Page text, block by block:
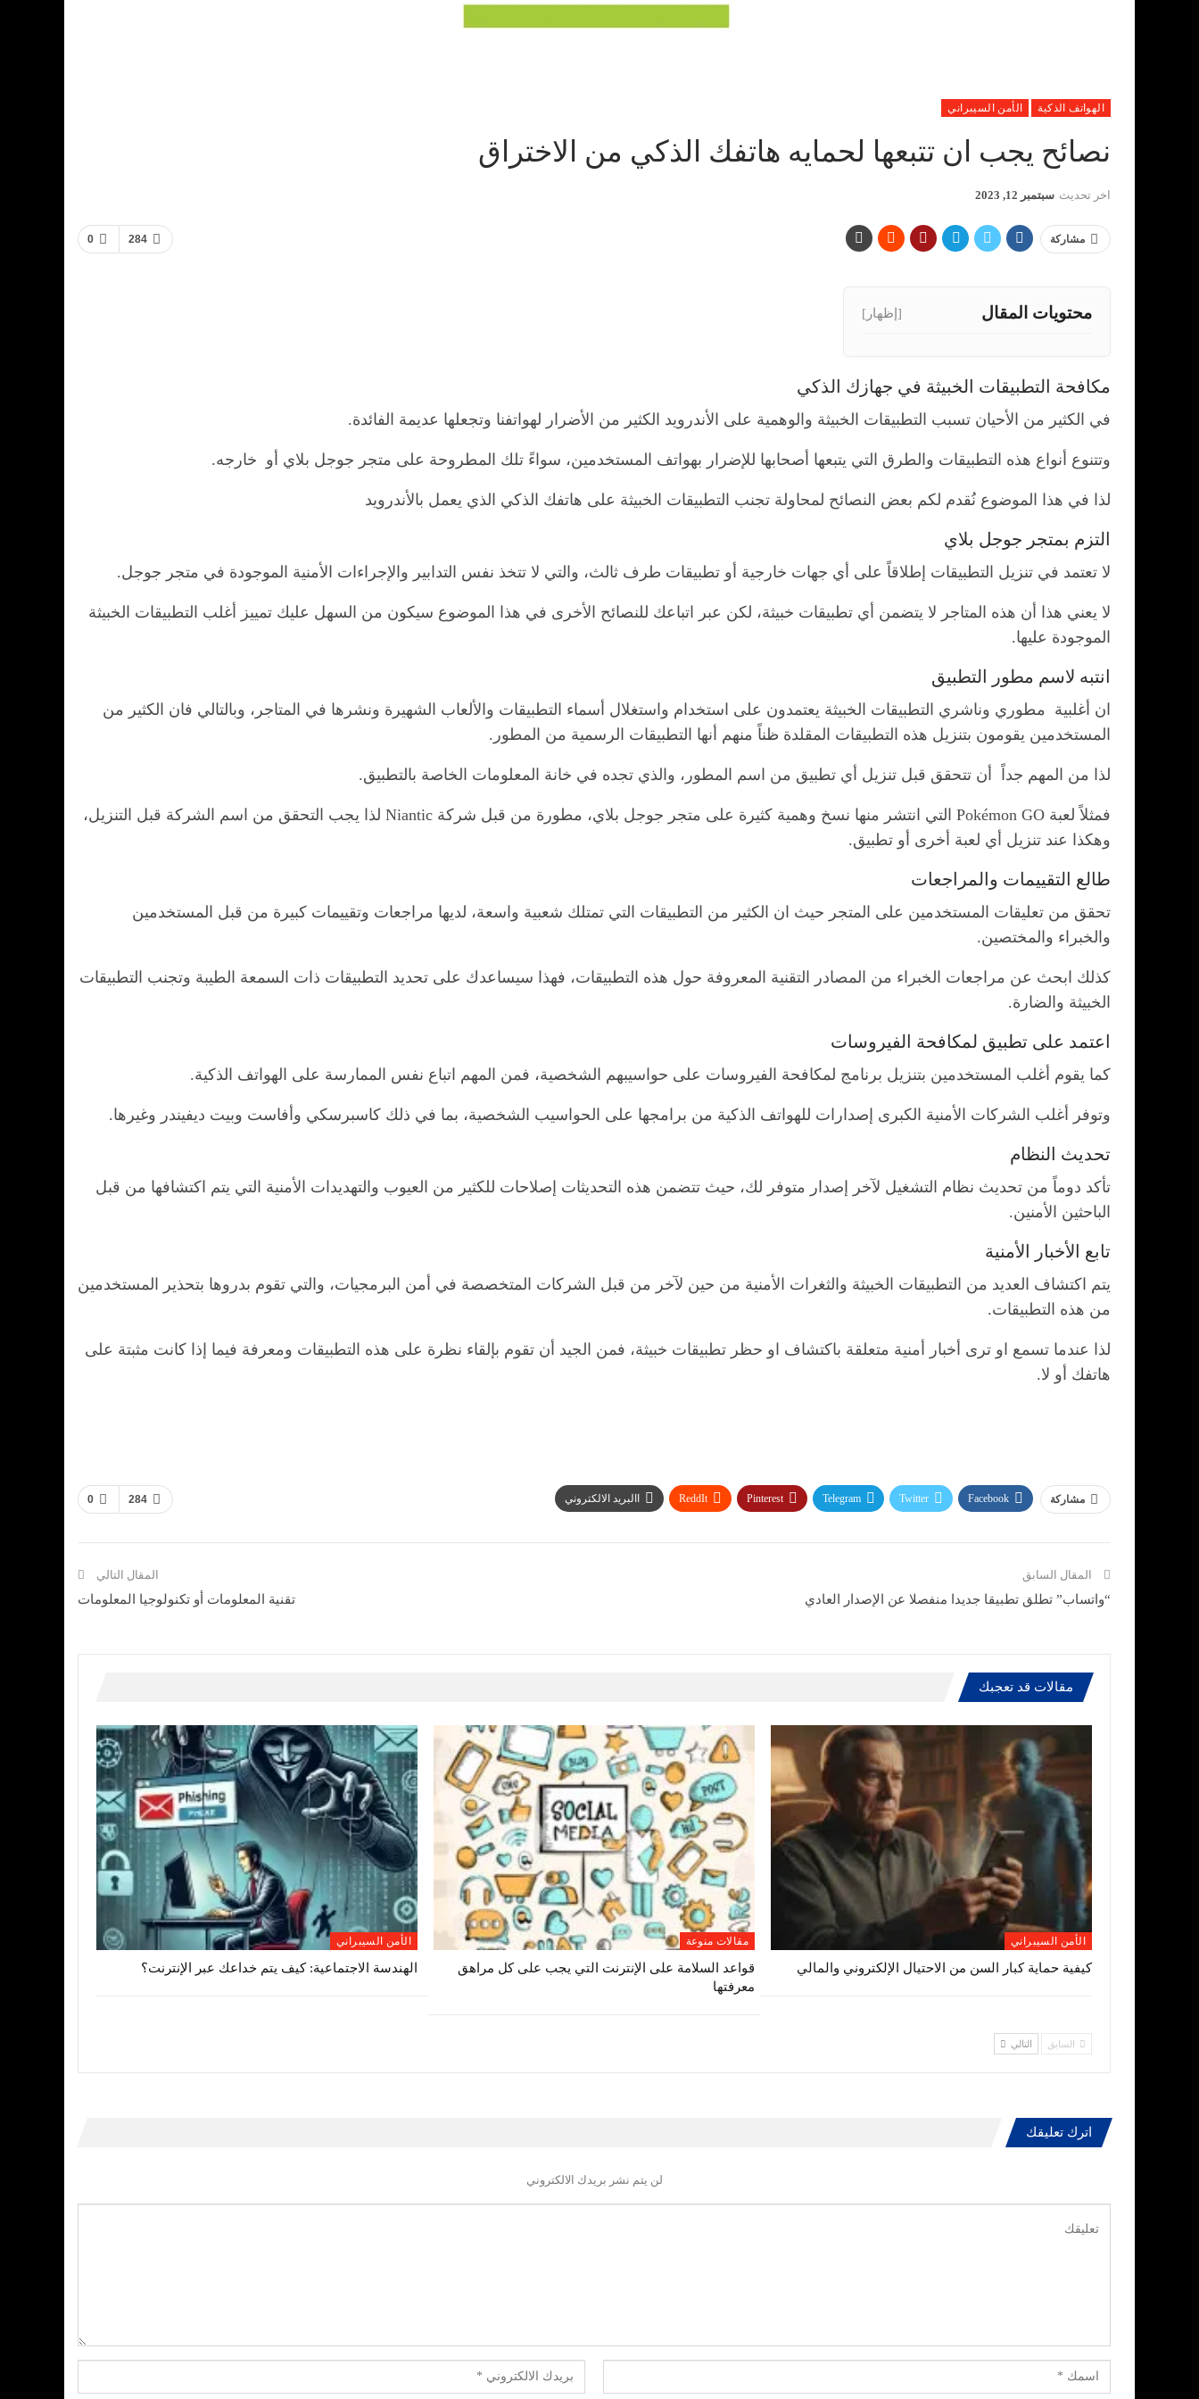
الهواتف الذكية الأمن السيبراني
نصائح يجب ان تتبعها لحمايه هاتفك الذكي من الاختراق
اخر تحديث سبتمبر 12, 2023
0 284 مشاركة
محتويات المقال [إظهار]
مكافحة التطبيقات الخبيثة في جهازك الذكي
في الكثير من الأحيان تسبب التطبيقات الخبيثة والوهمية على الأندرويد الكثير من الأضرار لهواتفنا وتجعلها عديمة الفائدة.
وتتنوع أنواع هذه التطبيقات والطرق التي يتبعها أصحابها للإضرار بهواتف المستخدمين، سواءً تلك المطروحة على متجر جوجل بلاي أو خارجه.
لذا في هذا الموضوع نُقدم لكم بعض النصائح لمحاولة تجنب التطبيقات الخبيثة على هاتفك الذكي الذي يعمل بالأندرويد
التزم بمتجر جوجل بلاي
لا تعتمد في تنزيل التطبيقات إطلاقاً على أي جهات خارجية أو تطبيقات طرف ثالث، والتي لا تتخذ نفس التدابير والإجراءات الأمنية الموجودة في متجر جوجل.
لا يعني هذا أن هذه المتاجر لا يتضمن أي تطبيقات خبيثة، لكن عبر اتباعك للنصائح الأخرى في هذا الموضوع سيكون من السهل عليك تمييز أغلب التطبيقات الخبيثة
الموجودة عليها.
انتبه لاسم مطور التطبيق
ان أغلبية مطوري وناشري التطبيقات الخبيثة يعتمدون على استخدام واستغلال أسماء التطبيقات والألعاب الشهيرة ونشرها في المتاجر، وبالتالي فان الكثير من
المستخدمين يقومون بتنزيل هذه التطبيقات المقلدة ظناً منهم أنها التطبيقات الرسمية من المطور.
لذا من المهم جداً أن تتحقق قبل تنزيل أي تطبيق من اسم المطور، والذي تجده في خانة المعلومات الخاصة بالتطبيق.
فمثلاً لعبة Pokémon GO التي انتشر منها نسخ وهمية كثيرة على متجر جوجل بلاي، مطورة من قبل شركة Niantic لذا يجب التحقق من اسم الشركة قبل التنزيل،
وهكذا عند تنزيل أي لعبة أخرى أو تطبيق.
طالع التقييمات والمراجعات
تحقق من تعليقات المستخدمين على المتجر حيث ان الكثير من التطبيقات التي تمتلك شعبية واسعة، لديها مراجعات وتقييمات كبيرة من قبل المستخدمين
والخبراء والمختصين.
كذلك ابحث عن مراجعات الخبراء من المصادر التقنية المعروفة حول هذه التطبيقات، فهذا سيساعدك على تحديد التطبيقات ذات السمعة الطيبة وتجنب التطبيقات
الخبيثة والضارة.
اعتمد على تطبيق لمكافحة الفيروسات
كما يقوم أغلب المستخدمين بتنزيل برنامج لمكافحة الفيروسات على حواسيبهم الشخصية، فمن المهم اتباع نفس الممارسة على الهواتف الذكية.
وتوفر أغلب الشركات الأمنية الكبرى إصدارات للهواتف الذكية من برامجها على الحواسيب الشخصية، بما في ذلك كاسبرسكي وأفاست وبيت ديفيندر وغيرها.
تحديث النظام
تأكد دوماً من تحديث نظام التشغيل لآخر إصدار متوفر لك، حيث تتضمن هذه التحديثات إصلاحات للكثير من العيوب والتهديدات الأمنية التي يتم اكتشافها من قبل
الباحثين الأمنين.
تابع الأخبار الأمنية
يتم اكتشاف العديد من التطبيقات الخبيثة والثغرات الأمنية من حين لآخر من قبل الشركات المتخصصة في أمن البرمجيات، والتي تقوم بدروها بتحذير المستخدمين
من هذه التطبيقات.
لذا عندما تسمع او ترى أخبار أمنية متعلقة باكتشاف او حظر تطبيقات خبيثة، فمن الجيد أن تقوم بإلقاء نظرة على هذه التطبيقات ومعرفة فيما إذا كانت مثبتة على
هاتفك أو لا.
0 284 مشاركة Facebook
Twitter
Telegram
Pinterest
ReddIt االبريد الالكتروني
المقال السابق
“واتساب” تطلق تطبيقا جديدا منفصلا عن الإصدار العادي
المقال التالي
تقنية المعلومات أو تكنولوجيا المعلومات
مقالات قد تعجبك
الأمن السيبراني
كيفية حماية كبار السن من الاحتيال الإلكتروني والمالي
مقالات منوعة
قواعد السلامة على الإنترنت التي يجب على كل مراهق
معرفتها
الأمن السيبراني
الهندسة الاجتماعية: كيف يتم خداعك عبر الإنترنت؟
السابق التالي
اترك تعليقك
لن يتم نشر بريدك الالكتروني